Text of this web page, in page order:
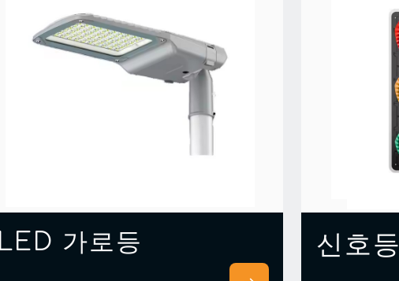
LED 가로등 신호등